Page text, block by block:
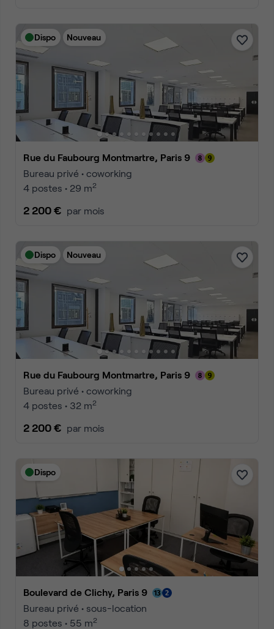
Dispo Nouveau
Rue du Faubourg Montmartre, Paris 9
Bureau privé • coworking
4 postes • 29 m2
2 200 € par mois
Dispo Nouveau
Rue du Faubourg Montmartre, Paris 9
Bureau privé • coworking
4 postes • 32 m2
2 200 € par mois
Dispo
Boulevard de Clichy, Paris 9
Bureau privé • sous-location
8 postes • 55 m2